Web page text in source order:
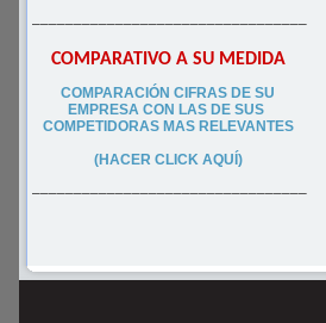
–––––––––––––––––––––––––––––––––
COMPARATIVO A SU MEDIDA
COMPARACIÓN CIFRAS DE SU
EMPRESA CON LAS DE SUS
COMPETIDORAS MAS RELEVANTES
(HACER CLICK AQUÍ)
–––––––––––––––––––––––––––––––––